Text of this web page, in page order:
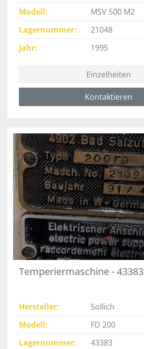
Modell
MSV 500 M2
Lagernummer
21048
Jahr
1995
Einzelheiten
Kontaktieren
Temperiermaschine - 43383
Hersteller
Sollich
Modell
FD 200
Lagernummer
43383